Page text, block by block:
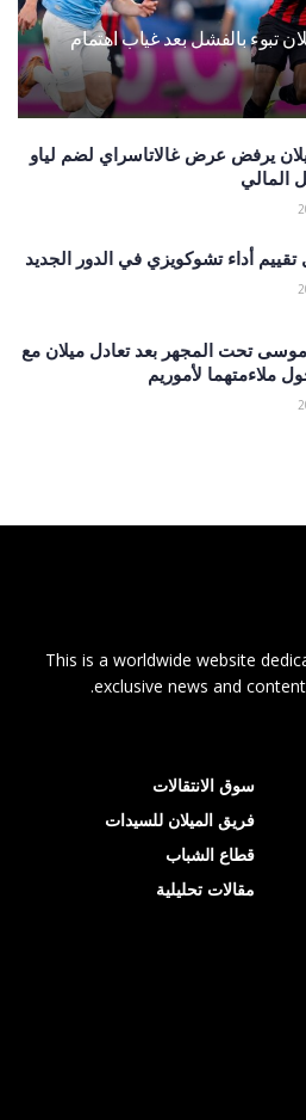
تبوء بالفشل بعد غياب اهتمام
يرفض عرض غالاتاسراي لضم لياو
المالي
أداء تشوكويزي في الدور الجديد
موسى تحت المجهر بعد تعادل ميلان مع
ملاءمتهما لأموريم
This is a worldwide website
exclusive news and
سوق الانتقالات
فريق الميلان للسيدات
قطاع الشباب
مقالات تحليلية